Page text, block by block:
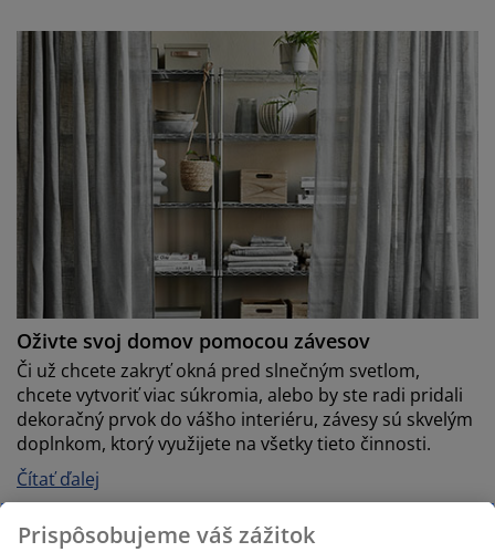
Oživte svoj domov pomocou závesov
Či už chcete zakryť okná pred slnečným svetlom,
chcete vytvoriť viac súkromia, alebo by ste radi pridali
dekoračný prvok do vášho interiéru, závesy sú skvelým
doplnkom, ktorý využijete na všetky tieto činnosti.
Čítať ďalej
Prispôsobujeme váš zážitok